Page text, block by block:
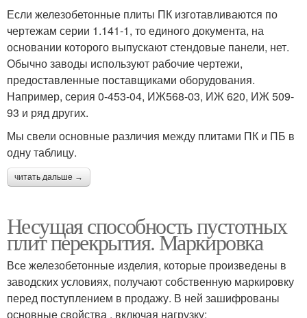
Если железобетонные плиты ПК изготавливаются по
чертежам серии 1.141-1, то единого документа, на
основании которого выпускают стендовые панели, нет.
Обычно заводы используют рабочие чертежи,
предоставленные поставщиками оборудования.
Например, серия 0-453-04, ИЖ568-03, ИЖ 620, ИЖ 509-
93 и ряд других.
Мы свели основные различия между плитами ПК и ПБ в
одну таблицу.
читать дальше →
Несущая способность пустотных
плит перекрытия. Маркировка
Все железобетонные изделия, которые произведены в
заводских условиях, получают собственную маркировку
перед поступлением в продажу. В ней зашифрованы
основные свойства , включая нагрузку: